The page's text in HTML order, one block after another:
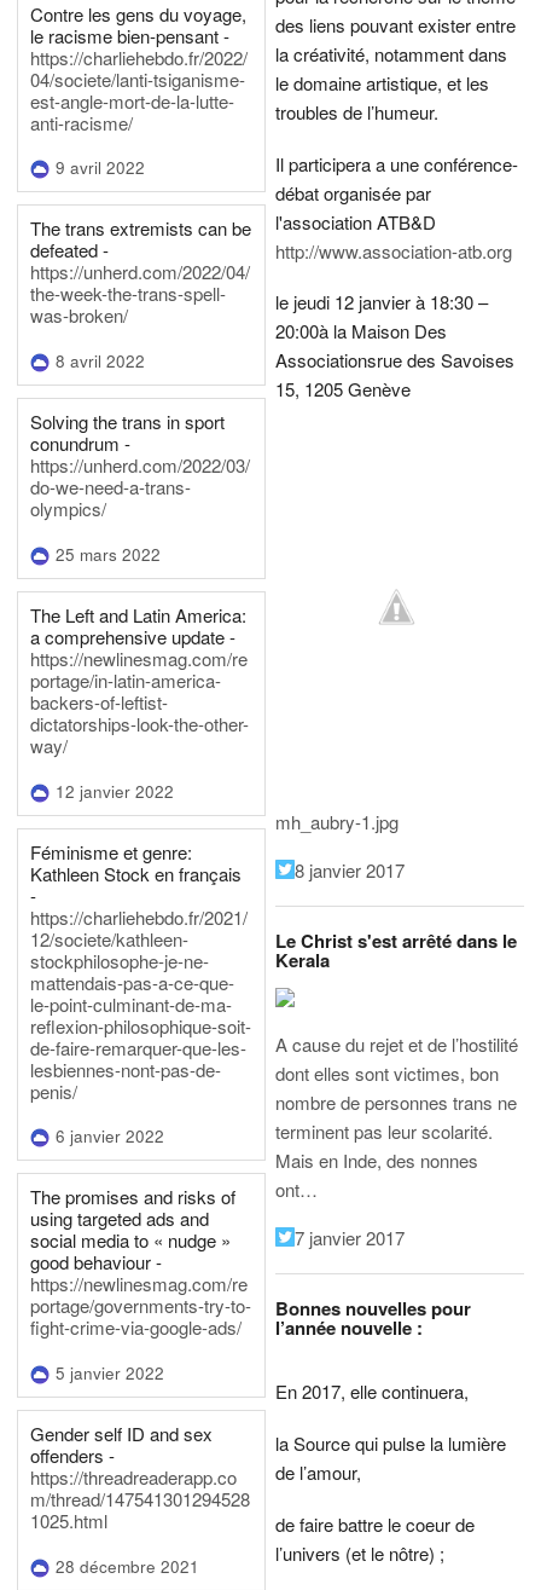
Contre les gens du voyage,
le racisme bien-pensant -
https://charliehebdo.fr/2022/
04/societe/lanti-tsiganisme-
est-angle-mort-de-la-lutte-
anti-racisme/
9 avril 2022
The trans extremists can be
defeated -
https://unherd.com/2022/04/
the-week-the-trans-spell-
was-broken/
8 avril 2022
Solving the trans in sport
conundrum -
https://unherd.com/2022/03/
do-we-need-a-trans-
olympics/
25 mars 2022
The Left and Latin America:
a comprehensive update -
https://newlinesmag.com/re
portage/in-latin-america-
backers-of-leftist-
dictatorships-look-the-other-
way/
12 janvier 2022
Féminisme et genre:
Kathleen Stock en français
-
https://charliehebdo.fr/2021/
12/societe/kathleen-
stockphilosophe-je-ne-
mattendais-pas-a-ce-que-
le-point-culminant-de-ma-
reflexion-philosophique-soit-
de-faire-remarquer-que-les-
lesbiennes-nont-pas-de-
penis/
6 janvier 2022
The promises and risks of
using targeted ads and
social media to « nudge »
good behaviour -
https://newlinesmag.com/re
portage/governments-try-to-
fight-crime-via-google-ads/
5 janvier 2022
Gender self ID and sex
offenders -
https://threadreaderapp.co
m/thread/147541301294528
1025.html
28 décembre 2021
des liens pouvant exister entre
la créativité, notamment dans
le domaine artistique, et les
troubles de l’humeur.
Il participera a une conférence-
débat organisée par
l'association ATB&D
http://www.association-atb.org
le jeudi 12 janvier à 18:30 –
20:00à la Maison Des
Associationsrue des Savoises
15, 1205 Genève
mh_aubry-1.jpg
8 janvier 2017
Le Christ s'est arrêté dans le
Kerala
A cause du rejet et de l’hostilité
dont elles sont victimes, bon
nombre de personnes trans ne
terminent pas leur scolarité.
Mais en Inde, des nonnes
ont…
7 janvier 2017
Bonnes nouvelles pour
l’année nouvelle :
En 2017, elle continuera,
la Source qui pulse la lumière
de l’amour,
de faire battre le coeur de
l’univers (et le nôtre) ;